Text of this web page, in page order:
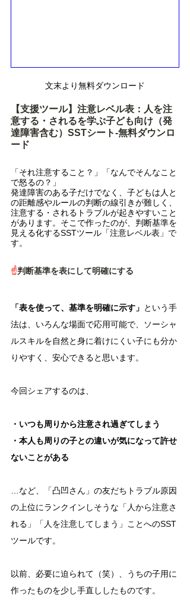
文末より無料ダウンロード
【支援ツール】注意レベル表：人を注
意する・されるを学ぶ子ども向け（発
達障害含む）SSTシート-無料ダウンロ
ード
「それ注意すること？」「なんでそんなこと
で怒るの？」
発達障害のある子だけでなく、子どもは人と
の距離感やルールの判断の線引きが難しく、
注意する・されるトラブルが起きやすいこと
があります。そこで作ったのが、判断基準を
見える化するSSTツール「注意レベル表」で
す。
☝️判断基準を表にして明確にする
「表を使って、基準を明確に示す」 という手
法は、いろんな場面で応用可能で、ソーシャ
ルスキルを自然と身に着けにくい子にも分か
りやすく、安心できると思います。
今回シェアするのは、
・いつも周りから注意され過ぎてしまう
・本人も周りの子との違いが気になって許せ
ないことがある
…など、「凸凹さん」の友だちトラブル原因
の上位にランクインしそうな「人から注意さ
れる」「人を注意してしまう」ことへのSST
ツールです。
以前、必要に迫られて（笑）、うちの子用に
作ったものを少し手直ししたものです。